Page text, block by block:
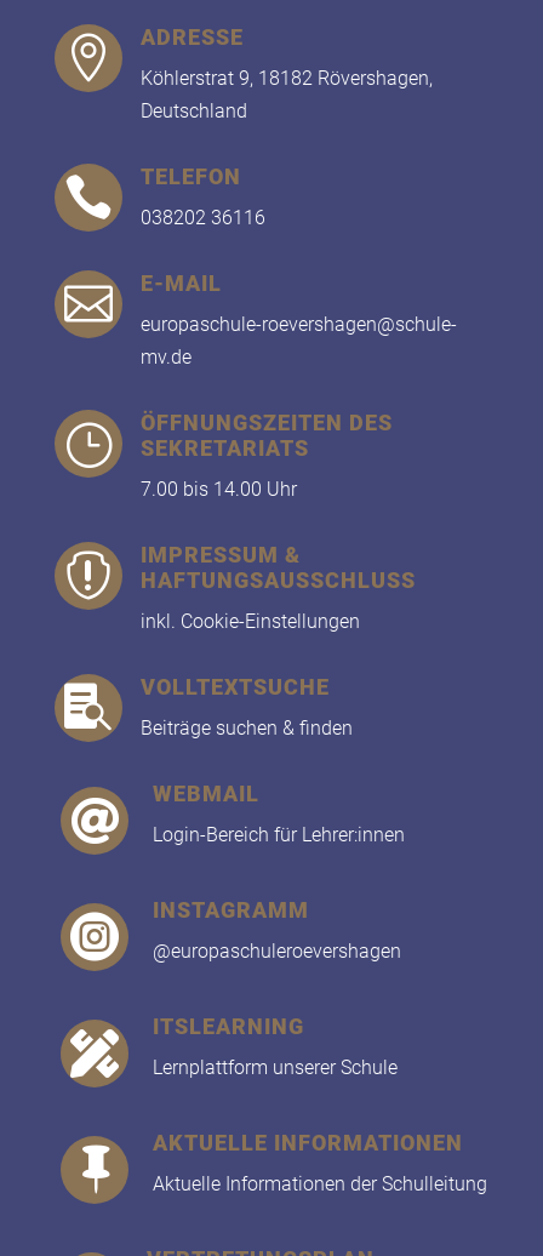
 ADRESSE
Köhlerstrat 9, 18182 Rövershagen,
Deutschland
 TELEFON
038202 36116
 E-MAIL
europaschule-roevershagen@schule-
mv.de
}
ÖFFNUNGSZEITEN DES
SEKRETARIATS
7.00 bis 14.00 Uhr

IMPRESSUM &
HAFTUNGSAUSSCHLUSS
inkl. Cookie-Einstellungen
 VOLLTEXTSUCHE
Beiträge suchen & finden

WEBMAIL
Login-Bereich für Lehrer:innen

INSTAGRAMM
@europaschuleroevershagen

ITSLEARNING
Lernplattform unserer Schule

AKTUELLE INFORMATIONEN
Aktuelle Informationen der Schulleitung